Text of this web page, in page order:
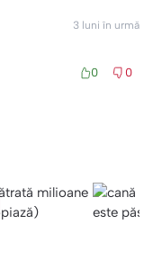
3 luni în urmă
0 0